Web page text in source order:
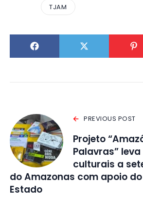
TJAM
PREVIOUS POST
Projeto
Palavras”
culturais a
do Amazonas com apoio
Estado